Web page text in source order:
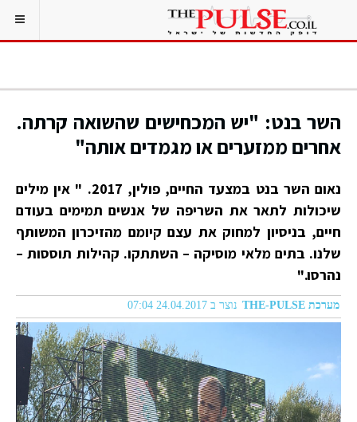
השר בנט: "יש המכחישים שהשואה קרתה.
אחרים ממזערים או מגמדים אותה"
נאום השר בנט במצעד החיים, פולין, 2017. "
אין מילים
שיכולות לתאר את השריפה של אנשים תמימים בעודם
חיים, בניסיון למחוק את עצם קיומם מהזיכרון המשותף
שלנו. בתים מלאי מוסיקה – השתתקו. קהילות תוססות –
נהרסו."
מערכת THE-PULSE נוצר ב 24.04.2017 07:04